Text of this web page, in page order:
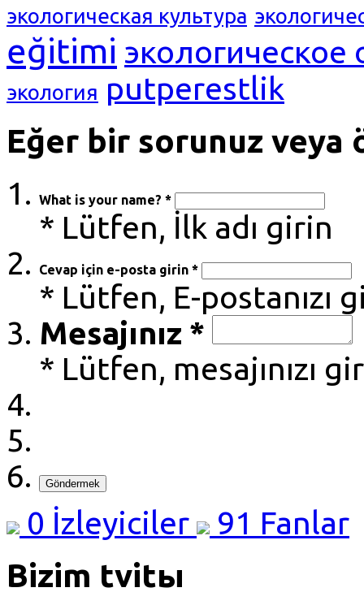
экологическая культура
eğitimi экологическое
экология putperestlik
Eğer bir sorunuz veya
What is your name? *
* Lütfen, İlk adı girin
Cevap için e-posta girin *
* Lütfen, E-postanızı
Mesajınız *
* Lütfen, mesajınızı
Göndermek
0 İzleyiciler 91 Fanlar
Bizim tvitы